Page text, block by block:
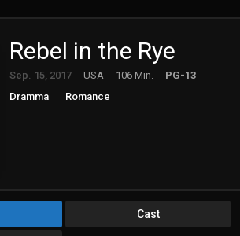
Rebel in the Rye
Sep. 15, 2017 USA 106 Min.
PG-13
Dramma
Romance
Cast